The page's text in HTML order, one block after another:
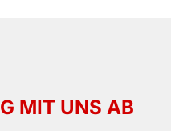
MIT UNS AB